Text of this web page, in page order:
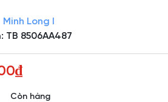
Minh Long I
TB 8506AA487
Còn hàng